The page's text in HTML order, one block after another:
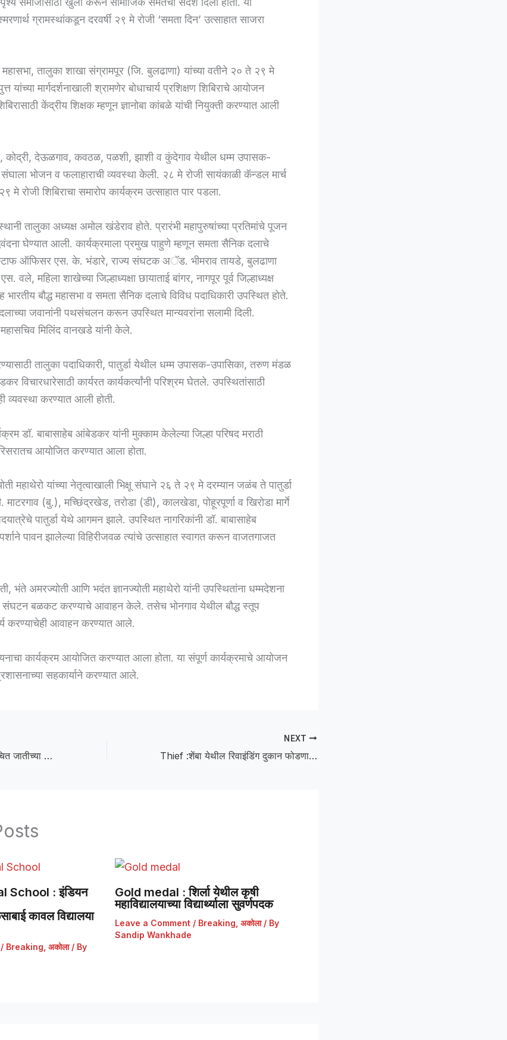
ग्रामस्थांकडून दरवर्षी २९ मे रोजी ‘समता दिन’ उत्साहात साजरा
महासभा, तालुका शाखा संग्रामपूर (जि. बुलढाणा) यांच्या वतीने २० ते २९ मे
यांच्या मार्गदर्शनाखाली श्रामणेर बोधाचार्य प्रशिक्षण शिबिराचे आयोजन
केंद्रीय शिक्षक म्हणून ज्ञानोबा कांबळे यांची नियुक्ती करण्यात आली
कोद्री, देऊळगाव, कवठळ, पळशी, झाशी व कुंदेगाव येथील धम्म उपासक-
भोजन व फलाहाराची व्यवस्था केली. २८ मे रोजी सायंकाळी कॅन्डल मार्च
रोजी शिबिराचा समारोप कार्यक्रम उत्साहात पार पडला.
तालुका अध्यक्ष अमोल खंडेराव होते. प्रारंभी महापुरुषांच्या प्रतिमांचे पूजन
घेण्यात आली. कार्यक्रमाला प्रमुख पाहुणे म्हणून समता सैनिक दलाचे
स्टाफ ऑफिसर एस. के. भंडारे, राज्य संघटक अॅड. भीमराव तायडे, बुलढाणा
वले, महिला शाखेच्या जिल्हाध्यक्षा छायाताई बांगर, नागपूर पूर्व जिल्हाध्यक्ष
भारतीय बौद्ध महासभा व समता सैनिक दलाचे विविध पदाधिकारी उपस्थित होते.
जवानांनी पथसंचलन करून उपस्थित मान्यवरांना सलामी दिली.
मिलिंद वानखडे यांनी केले.
तालुका पदाधिकारी, पातुर्डा येथील धम्म उपासक-उपासिका, तरुण मंडळ
कार्यरत कार्यकर्त्यांनी परिश्रम घेतले. उपस्थितांसाठी
व्यवस्था करण्यात आली होती.
डॉ. बाबासाहेब आंबेडकर यांनी मुक्काम केलेल्या जिल्हा परिषद मराठी
आयोजित करण्यात आला होता.
महाथेरो यांच्या नेतृत्वाखाली भिक्षू संघाने २६ ते २९ मे दरम्यान जळंब ते पातुर्डा
माटरगाव (बु.), मच्छिंद्रखेड, तरोडा (डी), कालखेडा, पोहूरपूर्णा व खिरोडा मार्गे
पातुर्डा येथे आगमन झाले. उपस्थित नागरिकांनी डॉ. बाबासाहेब
पावन झालेल्या विहिरीजवळ त्यांचे उत्साहात स्वागत करून वाजतगाजत
भंते अमरज्योती आणि भदंत ज्ञानज्योती महाथेरो यांनी उपस्थितांना धम्मदेशना
संघटन बळकट करण्याचे आवाहन केले. तसेच भोनगाव येथील बौद्ध स्तूप
करण्याचेही आवाहन करण्यात आले.
कार्यक्रम आयोजित करण्यात आला होता. या संपूर्ण कार्यक्रमाचे आयोजन
सहकार्याने करण्यात आले.
Halt the Process :अनुसूचित जातीच्या उपवर्गीकरणाची प्रक्रिया थांबवावी; संविधानिक हक्क संरक्षणाची मागणी
NEXT
Thief :शेंबा येथील रिवाइंडिंग दुकान फोडणारा चोरटा जेरबंद; मलकापूरातून आरोपीला अटक
School : इंडियन
कावल विद्यालया
/ Breaking अकोला/ By
Gold medal : शिर्ला येथील कृषी
महाविद्यालयाच्या विद्यार्थ्याला सुवर्णपदक
Leave a Comment / Breaking अकोला/ By
Sandip Wankhade